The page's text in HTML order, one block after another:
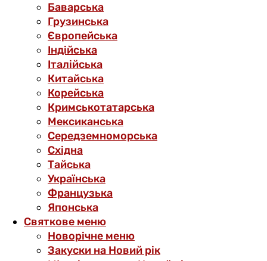
Баварська
Грузинська
Європейська
Індійська
Італійська
Китайська
Корейська
Кримськотатарська
Мексиканська
Середземноморська
Східна
Тайська
Українська
Французька
Японська
Святкове меню
Новорічне меню
Закуски на Новий рік